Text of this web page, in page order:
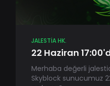
JALESTIA HK.
22 Haziran
Merhaba değerli
Skyblock sunucumuz